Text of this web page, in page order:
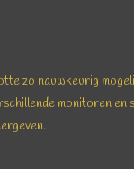
zo nauwkeurig
monitoren en